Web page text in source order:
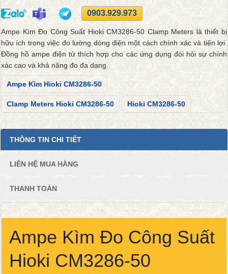
0903.929.973
Ampe Kìm Đo Công Suất Hioki CM3286-50 Clamp Meters là thiết bị
hữu ích trong việc đo lường dòng điện một cách chính xác và tiện lợi.
Đồng hồ ampe điện tử thích hợp cho các ứng dụng đòi hỏi sự chính
xác cao và khả năng đo đa dạng.
Ampe Kìm Hioki CM3286-50
Clamp Meters Hioki CM3286-50 Hioki CM3286-50
THÔNG TIN CHI TIẾT
LIÊN HỆ MUA HÀNG
THANH TOÁN
Ampe Kìm Đo Công Suất
Hioki CM3286-50